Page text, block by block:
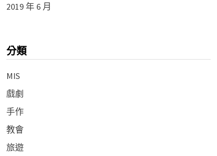
2019 年 6 月
分類
MIS
戲劇
手作
教會
旅遊